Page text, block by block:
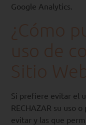
Google Analytics.
¿Cómo
uso de
Sitio
Si prefiere evitar el
RECHAZAR su uso
evitar y las que